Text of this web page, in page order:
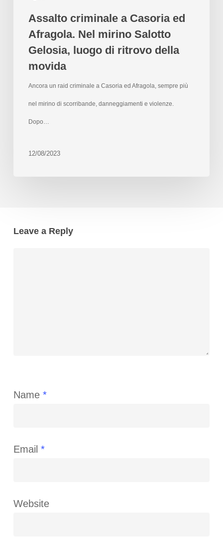
Assalto criminale a Casoria ed
Afragola. Nel mirino Salotto
Gelosia, luogo di ritrovo della
movida
Ancora un raid criminale a Casoria ed Afragola, sempre più
nel mirino di scorribande, danneggiamenti e violenze.
Dopo…
12/08/2023
Leave a Reply
Name *
Email *
Website